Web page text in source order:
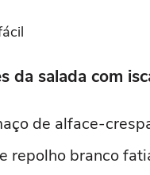
da salada com
de alface-
repolho branco